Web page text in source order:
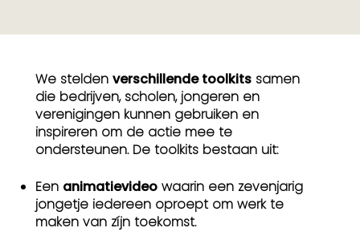
We stelden verschillende toolkitssamen
die bedrijven, scholen, jongeren en
verenigingen kunnen gebruiken en
inspireren om de actie mee te
ondersteunen. De toolkits bestaan uit:
Een animatievideowaarin een zevenjarig
jongetje iedereen oproept om werk te
maken van zíjn toekomst.